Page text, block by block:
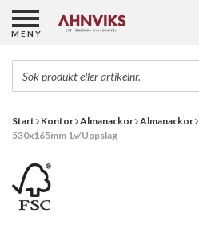
Start Kontor Almanackor Almanackor
530x165mm 1v/Uppslag
MENY